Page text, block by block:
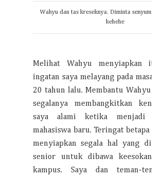
Wahyu dan tas kreseknya. Diminta
hehehe
Melihat Wahyu menyiapkan
ingatan saya melayang pada
20 tahun lalu. Membantu
segalanya membangkitkan
saya alami ketika menjadi
mahasiswa baru. Teringat
menyiapkan segala hal yang
senior untuk dibawa
kampus. Saya dan teman-